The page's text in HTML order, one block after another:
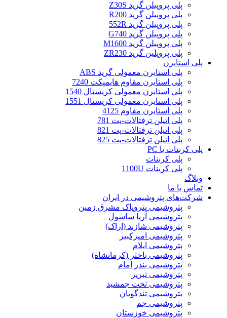
پلی پروپیلن گرید Z30S
پلی پروپیلن گرید R200
پلی پروپیلن گرید 552R
پلی پروپیلن گرید G740
پلی پروپیلن گرید M1600
پلی پروپلین گرید ZR230
پلی استایرن
پلی استایرن معمولی گرید ABS
پلی استایرن مقاوم هایمپکت 7240
پلی استایرن معمولی کریستال 1540
پلی استایرن معمولی کریستال 1551
پلی استایرن مقاوم 4125
پلی اتیلن ترفتالات-پت 781
پلی اتیلن ترفتالات-پت 821
پلی اتیلن ترفتالات-پت 825
پلی کربنات یا PC
پلی کربنات
پلی کربنات 1100U
وبلاگ
تماس با ما
شرکت‌های پتروشیمی‌ در ایران
پتروشیمی پتروپاک مشرق زمین
پتروشیمی آریا ساسول
پتروشیمی شازند (اراک)
پتروشیمی امیرکبیر
پتروشیمی ایلام
پتروشیمی باختر (کرمانشاه)
پتروشیمی بندر امام
پتروشیمی تبریز
پتروشیمی تخت جمشید
پتروشیمی تندگویان
پتروشیمی جم
پتروشیمی خوزستان